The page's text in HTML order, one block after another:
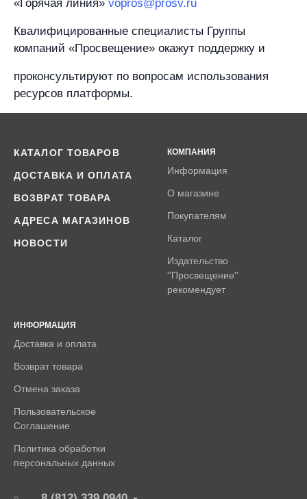
«Горячая линия» vopros@prosv.ru
Квалифицированные специалисты Группы
компаний «Просвещение» окажут поддержку и
проконсультируют по вопросам использования
ресурсов платформы.
КАТАЛОГ ТОВАРОВ
ДОСТАВКА И ОПЛАТА
ВОЗВРАТ ТОВАРА
АДРЕСА МАГАЗИНОВ
НОВОСТИ
КОМПАНИЯ
Информация
О магазине
Покупателям
Каталог
Издательство
''Просвещение''
рекомендует
ИНФОРМАЦИЯ
Доставка и оплата
Возврат товара
Отмена заказа
Пользовательское
Соглашение
Политика обработки
персональных данных